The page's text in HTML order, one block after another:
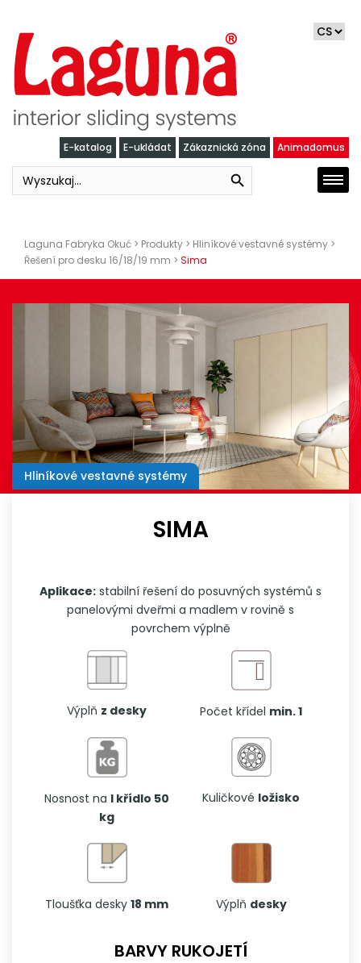
content
E-katalog E-ukládat Zákaznická zóna Animadomus
Search
for:
Search Button
Laguna Fabryka Okuć > Produkty > Hliníkové vestavné systémy >
Řešení pro desku 16/18/19 mm > Sima
Hliníkové vestavné systémy
SIMA
Aplikace: stabilní řešení do posuvných systémů s
panelovými dveřmi a madlem v rovině s
povrchem výplně
Výplň z desky Počet křídel min. 1
Nosnost na I křídlo 50
kg
Kuličkové ložisko
Tloušťka desky 18 mm Výplň desky
BARVY RUKOJETÍ